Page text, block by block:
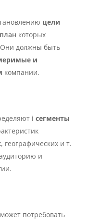
цели
которых
Они должны быть
и
компании.
i сегменты
географических и т.
и
потребовать